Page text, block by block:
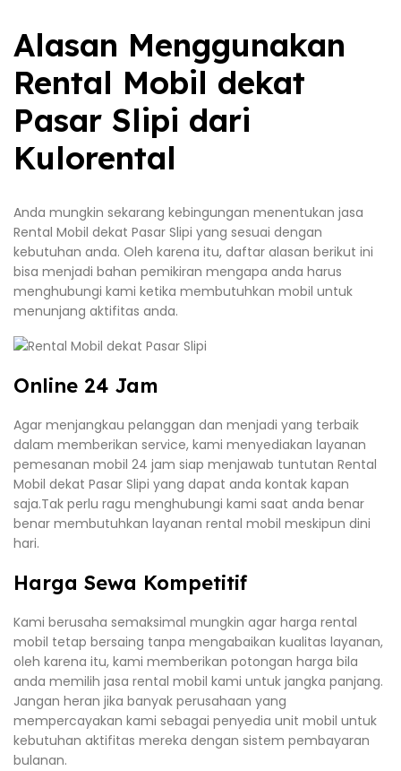
Alasan Menggunakan
Rental Mobil dekat
Pasar Slipi dari
Kulorental
Anda mungkin sekarang kebingungan menentukan jasa
Rental Mobil dekat Pasar Slipi yang sesuai dengan
kebutuhan anda. Oleh karena itu, daftar alasan berikut ini
bisa menjadi bahan pemikiran mengapa anda harus
menghubungi kami ketika membutuhkan mobil untuk
menunjang aktifitas anda.
Online 24 Jam
Agar menjangkau pelanggan dan menjadi yang terbaik
dalam memberikan service, kami menyediakan layanan
pemesanan mobil 24 jam siap menjawab tuntutan Rental
Mobil dekat Pasar Slipi yang dapat anda kontak kapan
saja.Tak perlu ragu menghubungi kami saat anda benar
benar membutuhkan layanan rental mobil meskipun dini
hari.
Harga Sewa Kompetitif
Kami berusaha semaksimal mungkin agar harga rental
mobil tetap bersaing tanpa mengabaikan kualitas layanan,
oleh karena itu, kami memberikan potongan harga bila
anda memilih jasa rental mobil kami untuk jangka panjang.
Jangan heran jika banyak perusahaan yang
mempercayakan kami sebagai penyedia unit mobil untuk
kebutuhan aktifitas mereka dengan sistem pembayaran
bulanan.